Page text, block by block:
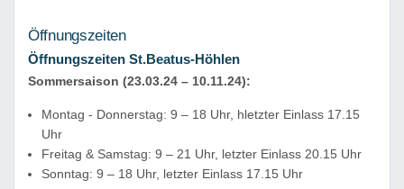
Öffnungszeiten
Öffnungszeiten St.Beatus-Höhlen
Sommersaison (23.03.24 – 10.11.24):
Montag - Donnerstag: 9 – 18 Uhr, hletzter Einlass 17.15
Uhr
Freitag & Samstag: 9 – 21 Uhr, letzter Einlass 20.15 Uhr
Sonntag: 9 – 18 Uhr, letzter Einlass 17.15 Uhr